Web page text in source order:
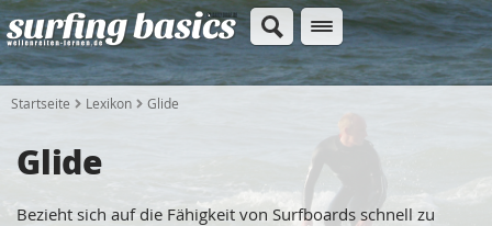
Startseite Lexikon Glide
Glide
Bezieht sich auf die Fähigkeit von Surfboards schnell zu